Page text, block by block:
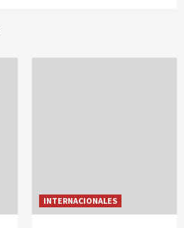
INTERNACIONALES